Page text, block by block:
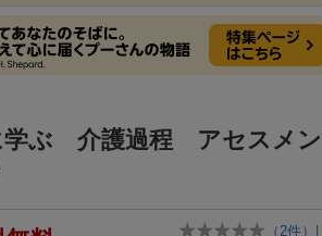
学ぶ 介護過程 アセスメ
（ 2件） |